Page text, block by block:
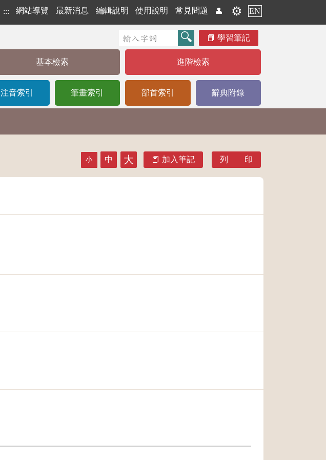
::: 網站導覽 最新消息 編輯說明 使用說明 常見問題 👤 ⚙️ EN
學習筆記
基本檢索 進階檢索
注音索引 筆畫索引 部首索引 辭典附錄
小 中 大 加入筆記 列 印